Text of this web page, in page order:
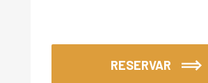
RESERVAR